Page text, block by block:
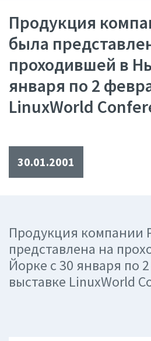
Продукция
была
проходившей в
января по 2
LinuxWorld
30.01.2001
Продукция компании
представлена на
Йорке с 30 января по
выставке LinuxWorld